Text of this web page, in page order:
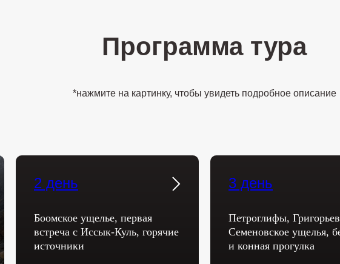
Программа тура
*нажмите на картинку, чтобы увидеть подробное описание
2 день
Боомское ущелье, первая
встреча с Иссык-Куль, горячие
источники
3 день
Петроглифы,
Семеновское ущелья,
и конная прогулка